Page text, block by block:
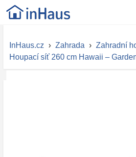
InHaus.cz › Zahrada › Zahradní
Houpací síť 260 cm Hawaii –